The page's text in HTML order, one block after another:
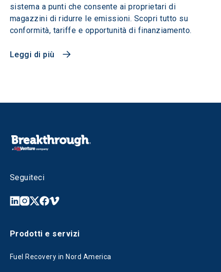
sistema a punti che consente ai proprietari di
magazzini di ridurre le emissioni. Scopri tutto su
conformità, tariffe e opportunità di finanziamento.
Leggi di più
Seguiteci
Prodotti e servizi
Fuel Recovery in Nord America